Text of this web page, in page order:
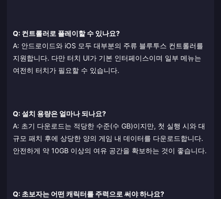
Q: 컨트롤러로 플레이할 수 있나요?
A: 안드로이드와 iOS 모두 대부분의 주류 블루투스 컨트롤러를
지원합니다. 다만 터치 UI가 기본 인터페이스이며 일부 메뉴는
여전히 터치가 필요할 수 있습니다.
Q: 설치 용량은 얼마나 되나요?
A: 초기 다운로드는 적당한 수준(수 GB)이지만, 첫 실행 시와 대
규모 패치 후에 상당한 양의 게임 내 데이터를 다운로드합니다.
안전하게 약 10GB 이상의 여유 공간을 확보하는 것이 좋습니다.
Q: 초보자는 어떤 캐릭터를 주력으로 써야 하나요?